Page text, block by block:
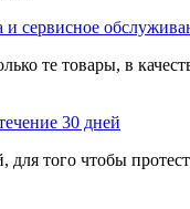
и сервисное
те товары, в
30 дней
для того чтобы